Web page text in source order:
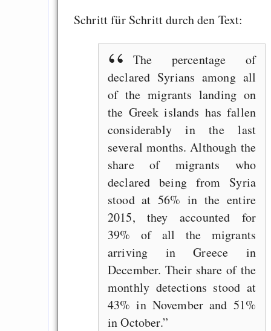
Schritt für Schritt durch den Text:
The percentage of
declared Syrians among all
of the migrants landing on
the Greek islands has fallen
considerably in the last
several months. Although the
share of migrants who
declared being from Syria
stood at 56% in the entire
2015, they accounted for
39% of all the migrants
arriving in Greece in
December. Their share of the
monthly detections stood at
43% in November and 51%
in October.
EU sovereignty
Es gibt Fakten
Measured
Graben-Neudorf,
West Germany
Draketo neu:
64% für
der Vermögenssteuer
Heute ist der
GNU Taler ist,
Digitale Euro nur
behauptet